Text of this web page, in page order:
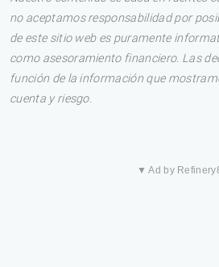
no aceptamos responsabilidad por
de este sitio web es puramente
como asesoramiento financiero. Las
función de la información que
cuenta y riesgo.
▼ Ad by